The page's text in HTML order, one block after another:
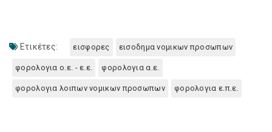
Ετικέτες: εισφορες εισοδημα νομικων προσωπων
φορολογια ο.ε. - ε.ε. φορολογια α.ε.
φορολογια λοιπων νομικων προσωπων φορολογια ε.π.ε.